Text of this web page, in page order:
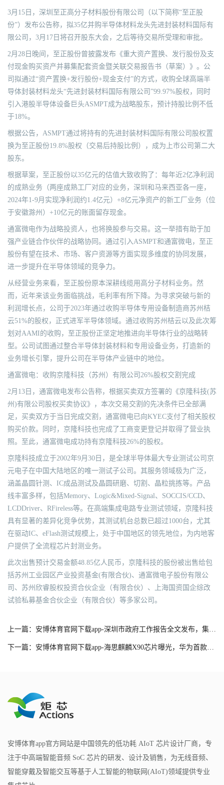
3月15日，深圳至正高分子材料股份有限公司（以下简称“至正股
份”）发布公告称，拟35亿并购半导体材料龙头先进封装材料国际有
限公司，3月17日将召开股东大会，之后等待交易所受理和审批。
2月28日晚间，至正股份曾披露发布《重大资产置换、发行股份及支
付现金购买资产并募集配套资金暨关联交易报告书（草案）》。公
司拟通过“资产置换+发行股份+现金支付”的方式，收购全球高端半
导体封装材料龙头“先进封装材料国际有限公司”99.97%股权，同时
引入港股半导体设备巨头ASMPT成为战略股东，预计持股比例不低
于18%。
根据公告，ASMPT通过将持有的先进封装材料国际有限公司股权置
换为至正股份19.8%股权（交易后持股比例），成为上市公司第二大
股东。
根据草案，至正股份以35亿元的估值大致收购了：每年近2亿净利润
的成熟业务（两座成熟工厂对应的业务，深圳和马来西亚各一座，
2024年1-9月实现净利润约1.4亿元）+8亿元净资产的新工厂业务（位
于安徽滁州）+10亿元的账面留存现金。
通富微电作为战略投资人，也将换股参与交易。这一举措有助于加
强产业链合作伙伴的战略协同。通过引入ASMPT和通富微电，至正
股份有望在技术、市场、客户资源等方面实现多维度的协同发展，
进一步提升在半导体领域的竞争力。
从经营业务来看，至正股份原本深耕线缆用高分子材料业务。然
而，近年来该业务面临挑战，毛利率有所下降。为寻求突破与新的
利润增长点，公司于2023年通过收购半导体专用设备制造商苏州桔
云51%的股权，正式进军半导体领域。通过收购苏州桔云以及此次筹
划对AAMI的收购，至正股份正坚定地推进向半导体行业的战略转
型。公司试图通过整合半导体封装材料和专用设备业务，打造新的
业务增长引擎，提升公司在半导体产业链中的地位。
通富微电：收购京隆科技（苏州）有限公司26%股权交割完成
2月13日，通富微电发布公告称，根据买卖双方签署的《京隆科技(苏
州)有限公司股权买卖协议》，本次交易交割的先决条件已全部满
足，买卖双方于当日完成交割，通富微电已向KYEC支付了相关股权
购买价款。同时，京隆科技也完成了工商变更登记并取得了营业执
照。至此，通富微电成功持有京隆科技26%的股权。
京隆科技成立于2002年9月30日，是全球半导体最大专业测试公司京
元电子在中国大陆地区的唯一测试子公司。其服务领域极为广泛，
涵盖晶圆针测、IC成品测试及晶圆研磨、切割、晶粒挑拣等。产品
线丰富多样，包括Memory、Logic&Mixed-Signal、SOCCIS/CCD、
LCDDriver、RFireless等。在高端集成电路专业测试领域，京隆科技
具有显著的差异化竞争优势，其测试机台总数已超过1000台，尤其
在驱动IC、eFlash测试规模上，处于中国地区的领先地位，为内地客
户提供了全流程芯片封测业务。
此次出售预计交易金额48.85亿人民币，京隆科技的股份被出售给包
括苏州工业园区产业投资基金(有限合伙)、通富微电子股份有限公
司、苏州欣睿股权投资合伙企业（有限合伙）、上海国资国企综改
试验私募基金合伙企业（有限合伙）等多家公司。
上一篇：安博体育官网下载app-深圳市政府工作报告全文发布，集成电路被多次提及
下一篇：安博体育官网下载app-海思麒麟X90芯片曝光，华为首款PC级CPU要来了？
安博体育app官方网站是中国领先的低功耗 AIoT 芯片设计厂商，专
注于中高端智能音频 SoC 芯片的研发、设计及销售，为无线音频、
智能穿戴及智能交互等基于人工智能的物联网(AIoT)领域提供专业